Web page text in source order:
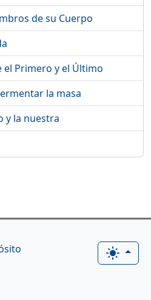
de su Cuerpo
el Primero y el Último
la masa
y la nuestra
light_mode